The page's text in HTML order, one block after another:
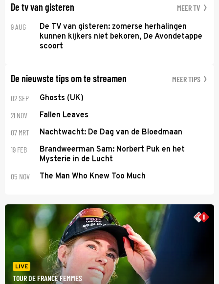
De tv van gisteren MEER TV
9 AUG
De TV van gisteren: zomerse herhalingen
kunnen kijkers niet bekoren, De Avondetappe
scoort
De nieuwste tips om te streamen MEER TIPS
02 SEP Ghosts (UK)
21 NOV Fallen Leaves
07 MRT Nachtwacht: De Dag van de Bloedmaan
19 FEB
Brandweerman Sam: Norbert Puk en het
Mysterie in de Lucht
05 NOV The Man Who Knew Too Much
LIVE
TOUR DE FRANCE FEMMES